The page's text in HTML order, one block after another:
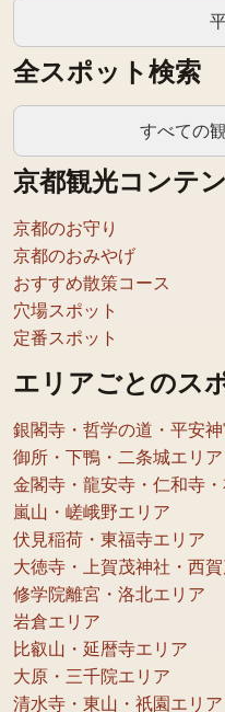
全スポット検索
すべての
京都観光コンテ
京都のお守り
京都のおみやげ
おすすめ散策コース
穴場スポット
定番スポット
エリアごとのス
銀閣寺・哲学の道・平安
御所・下鴨・二条城エリア
金閣寺・龍安寺・仁和寺
嵐山・嵯峨野エリア
伏見稲荷・東福寺エリア
大徳寺・上賀茂神社・西
修学院離宮・洛北エリア
岩倉エリア
比叡山・延暦寺エリア
大原・三千院エリア
清水寺・東山・祇園エリア